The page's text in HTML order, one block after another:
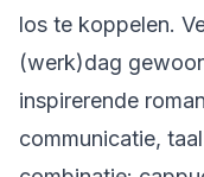
los te koppelen.
(werk)dag
inspirerende
communicatie,